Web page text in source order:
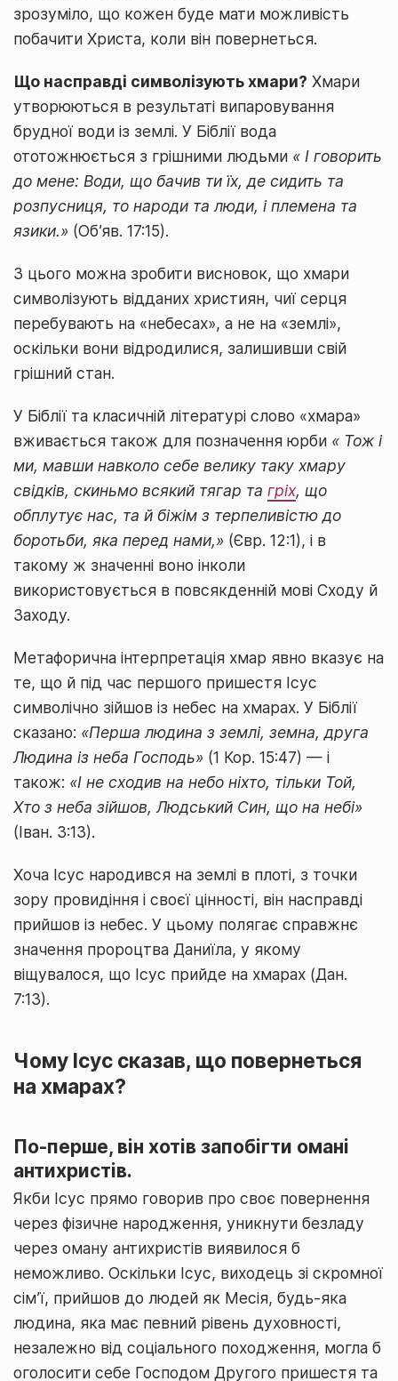
зрозуміло, що кожен буде мати можливість
побачити Христа, коли він повернеться.
Що насправді символізують хмари? Хмари
утворюються в результаті випаровування
брудної води із землі. У Біблії вода
ототожнюється з грішними людьми « І говорить
до мене: Води, що бачив ти їх, де сидить та
розпусниця, то народи та люди, і племена та
язики.» (Об’яв. 17:15).
З цього можна зробити висновок, що хмари
символізують відданих християн, чиї серця
перебувають на «небесах», а не на «землі»,
оскільки вони відродилися, залишивши свій
грішний стан.
У Біблії та класичній літературі слово «хмара»
вживається також для позначення юрби « Тож і
ми, мавши навколо себе велику таку хмару
свідків, скиньмо всякий тягар та гріх, що
обплутує нас, та й біжім з терпеливістю до
боротьби, яка перед нами,» (Євр. 12:1), і в
такому ж значенні воно інколи
використовується в повсякденній мові Сходу й
Заходу.
Метафорична інтерпретація хмар явно вказує на
те, що й під час першого пришестя Ісус
символічно зійшов із небес на хмарах. У Біблії
сказано: «Перша людина з землі, земна, друга
Людина із неба Господь» (1 Кор. 15:47) — і
також: «І не сходив на небо ніхто, тільки Той,
Хто з неба зійшов, Людський Син, що на небі»
(Іван. 3:13).
Хоча Ісус народився на землі в плоті, з точки
зору провидіння і своєї цінності, він насправді
прийшов із небес. У цьому полягає справжнє
значення пророцтва Даниїла, у якому
віщувалося, що Ісус прийде на хмарах (Дан.
7:13).
Чому Ісус сказав, що повернеться
на хмарах?
По-перше, він хотів запобігти омані
антихристів.
Якби Ісус прямо говорив про своє повернення
через фізичне народження, уникнути безладу
через оману антихристів виявилося б
неможливо. Оскільки Ісус, виходець зі скромної
сім’ї, прийшов до людей як Месія, будь-яка
людина, яка має певний рівень духовності,
незалежно від соціального походження, могла б
оголосити себе Господом Другого пришестя та